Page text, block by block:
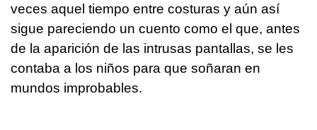
veces aquel tiempo entre costuras y aún así
sigue pareciendo un cuento como el que, antes
de la aparición de las intrusas pantallas, se les
contaba a los niños para que soñaran en
mundos improbables.